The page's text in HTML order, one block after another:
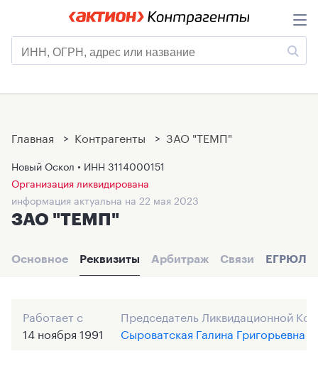
Главная > Контрагенты > ЗАО "ТЕМП"
Новый Оскол • ИНН 3114000151
Организация ликвидирована
информация актуальна на 22 мая 2023
ЗАО "ТЕМП"
Основное Реквизиты Арбитраж Связи ЕГРЮЛ
Работает с
14 ноября 1991
Председатель Ликвидационной
Сыроватская Галина Григорьевна